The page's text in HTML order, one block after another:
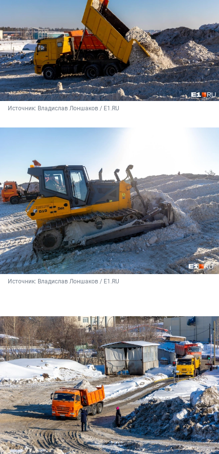
Источник: Владислав Лоншаков / E1.RU
Источник: Владислав Лоншаков / E1.RU